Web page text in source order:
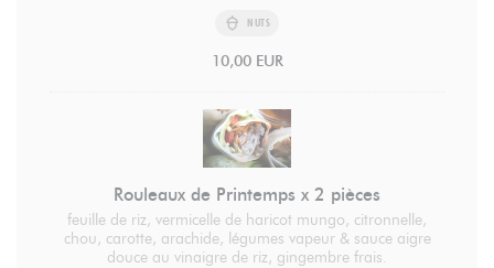
NUTS
10,00 EUR
Rouleaux de Printemps x 2 pièces
feuille de riz, vermicelle de haricot mungo, citronnelle,
chou, carotte, arachide, légumes vapeur & sauce aigre
douce au vinaigre de riz, gingembre frais.